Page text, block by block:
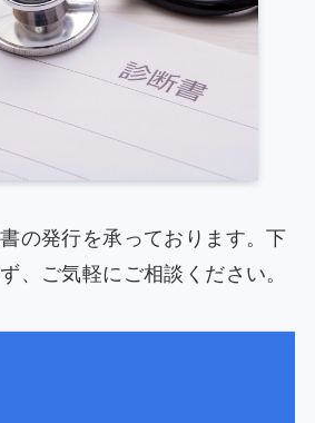
の発行を承っております。下
、ご気軽にご相談ください。